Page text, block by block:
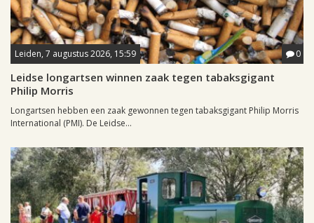
Leiden, 7 augustus 2026, 15:59 0
Leidse longartsen winnen zaak tegen tabaksgigant
Philip Morris
Longartsen hebben een zaak gewonnen tegen tabaksgigant Philip Morris
International (PMI). De Leidse...